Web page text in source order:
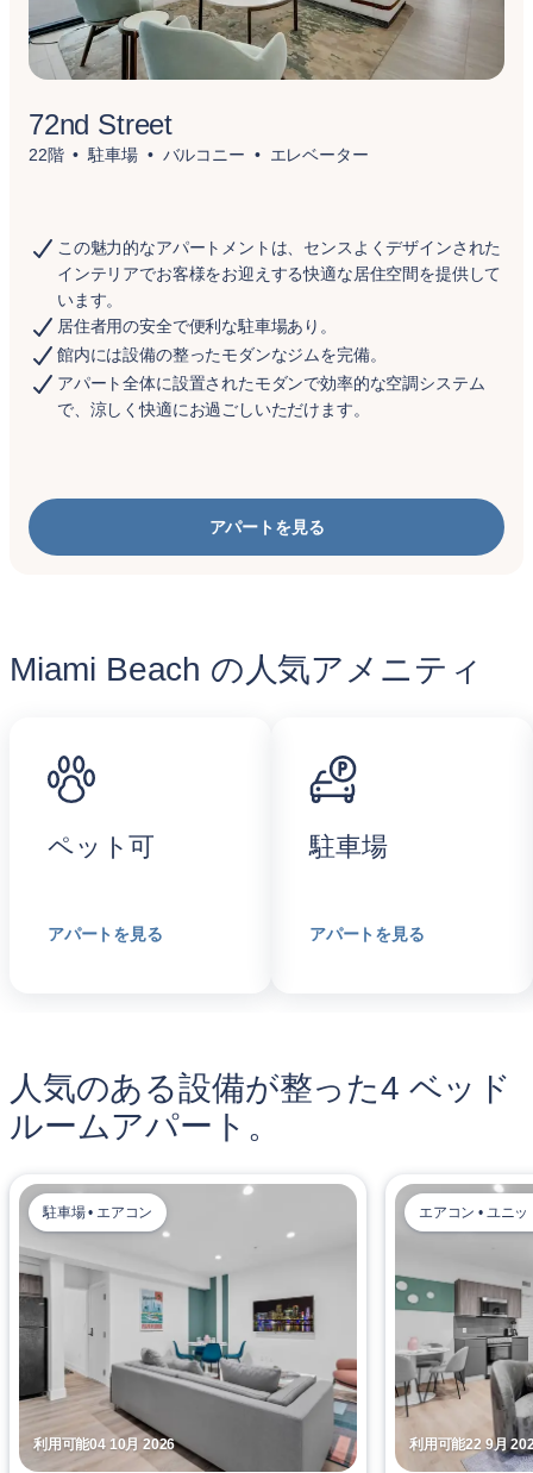
72nd Street
22階 駐車場 バルコニー エレベーター
この魅力的なアパートメントは、センスよくデザインされた
インテリアでお客様をお迎えする快適な居住空間を提供して
います。
居住者用の安全で便利な駐車場あり。
館内には設備の整ったモダンなジムを完備。
アパート全体に設置されたモダンで効率的な空調システム
で、涼しく快適にお過ごしいただけます。
アパートを見る
Miami Beach の人気アメニティ
ペット可
アパートを見る
駐車場
アパートを見る
人気のある設備が整った4 ベッド
ルームアパート。
利用可能04 10月 2026
駐車場 • エアコン
利用可能22 9月
エアコン • ユニ